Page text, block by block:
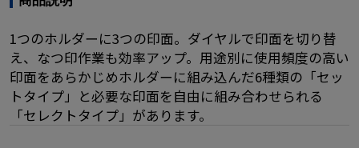
1つのホルダーに3つの印面。ダイヤルで印面を切り替
え、なつ印作業も効率アップ。用途別に使用頻度の高い
印面をあらかじめホルダーに組み込んだ6種類の「セッ
トタイプ」と必要な印面を自由に組み合わせられる
「セレクトタイプ」があります。